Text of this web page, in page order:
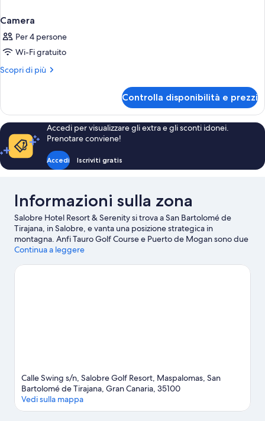
Camera
Per 4 persone
Wi-Fi gratuito
Scopri di più
Altri
Controlla disponibilità e prezzi
Accedi per visualizzare gli extra e gli sconti idonei.
Prenotare conviene!
Accedi Iscriviti gratis
Informazioni sulla zona
Salobre Hotel Resort & Serenity si trova a San Bartolomé de
Tirajana, in Salobre, e vanta una posizione strategica in
montagna. Anfi Tauro Golf Course e Puerto de Mogan sono due
tappe fondamentali per chi ama le attività. A livello naturalistico,
Maspalomas e Spiaggia di Anfi. Viaggi con dei bambini? Che ne
Continua a leggere
Calle Swing s/n, Salobre Golf Resort, Maspalomas, San
Bartolomé de Tirajana, Gran Canaria, 35100
Vedi sulla mappa